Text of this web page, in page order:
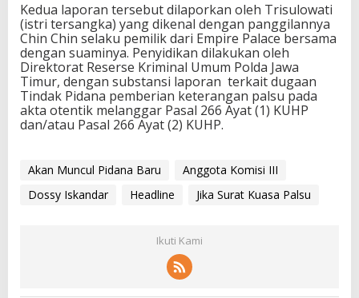
Kedua laporan tersebut dilaporkan oleh Trisulowati
(istri tersangka) yang dikenal dengan panggilannya
Chin Chin selaku pemilik dari Empire Palace bersama
dengan suaminya. Penyidikan dilakukan oleh
Direktorat Reserse Kriminal Umum Polda Jawa
Timur, dengan substansi laporan terkait dugaan
Tindak Pidana pemberian keterangan palsu pada
akta otentik melanggar Pasal 266 Ayat (1) KUHP
dan/atau Pasal 266 Ayat (2) KUHP.
Akan Muncul Pidana Baru
Anggota Komisi III
Dossy Iskandar
Headline Jika Surat Kuasa Palsu
Ikuti Kami